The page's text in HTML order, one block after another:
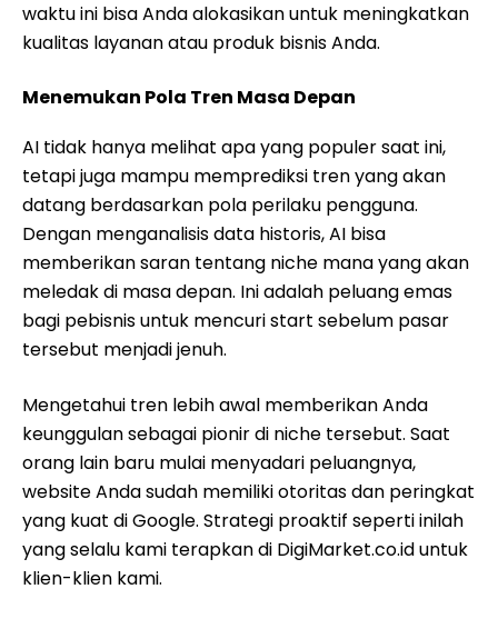
waktu ini bisa Anda alokasikan untuk meningkatkan
kualitas layanan atau produk bisnis Anda.
Menemukan Pola Tren Masa Depan
AI tidak hanya melihat apa yang populer saat ini,
tetapi juga mampu memprediksi tren yang akan
datang berdasarkan pola perilaku pengguna.
Dengan menganalisis data historis, AI bisa
memberikan saran tentang niche mana yang akan
meledak di masa depan. Ini adalah peluang emas
bagi pebisnis untuk mencuri start sebelum pasar
tersebut menjadi jenuh.
Mengetahui tren lebih awal memberikan Anda
keunggulan sebagai pionir di niche tersebut. Saat
orang lain baru mulai menyadari peluangnya,
website Anda sudah memiliki otoritas dan peringkat
yang kuat di Google. Strategi proaktif seperti inilah
yang selalu kami terapkan di DigiMarket.co.id untuk
klien-klien kami.